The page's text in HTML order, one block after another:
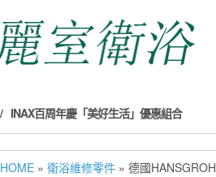
INAX百周年慶「美好生活」優惠組合
HOME » 衛浴維修零件 » 德國